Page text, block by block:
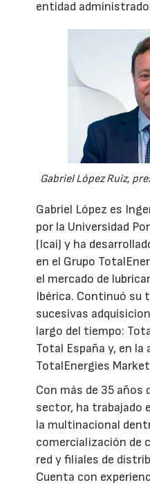
entidad
Gabriel López Ruiz,
Gabriel López es
por la Universidad
(Icai) y ha
en el Grupo
el mercado de
Ibérica. Continuó su
sucesivas
largo del tiempo:
Total España y, en la
TotalEnergies
Con más de 35 años
sector, ha trabajado
la multinacional
comercialización de
red y filiales de
Cuenta con